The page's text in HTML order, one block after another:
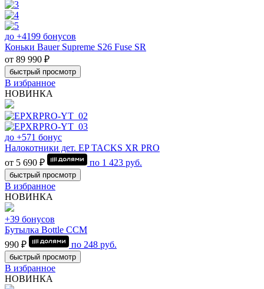
до +4199 бонусов
Коньки Bauer Supreme S26 Fuse SR
от 89 990 ₽
быстрый просмотр
В избранное
НОВИНКА
до +571 бонус
Налокотники дет. EP TACKS XR PRO
от 5 690 ₽
по 1 423 руб.
быстрый просмотр
В избранное
НОВИНКА
+39 бонусов
Бутылка Bottle CCM
990 ₽
по 248 руб.
быстрый просмотр
В избранное
НОВИНКА